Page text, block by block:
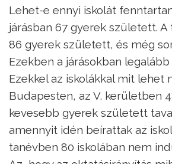
Lehet-e ennyi iskolát
járásban 67 gyerek született. A
86 gyerek született, és még
Ezekben a járásokban legalább
Ezekkel az iskolákkal mit lehet
Budapesten, az V. kerületben
kevesebb gyerek született
amennyit idén beírattak az
tanévben 80 iskolában nem